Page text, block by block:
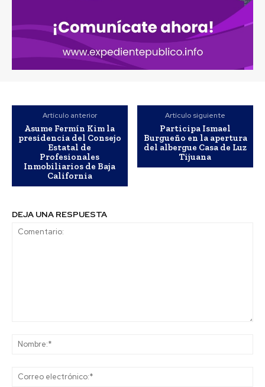
Artículo anterior
Asume Fermín Kim la
presidencia del Consejo
Estatal de
Profesionales
Inmobiliarios de Baja
California
Artículo siguiente
Participa Ismael
Burgueño en la apertura
del albergue Casa de Luz
Tijuana
DEJA UNA RESPUESTA